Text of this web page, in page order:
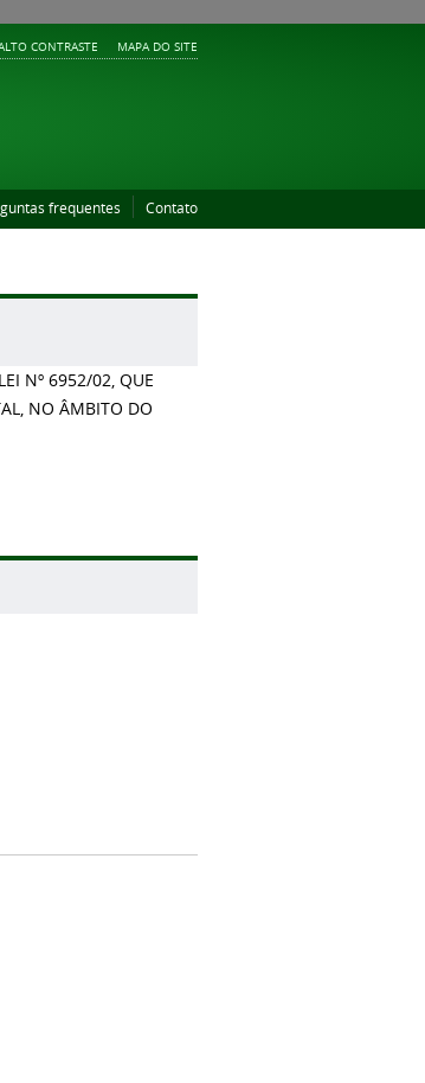
CONTRASTE MAPA DO SITE
frequentes Contato
Nº 6952/02, QUE
NO ÂMBITO DO